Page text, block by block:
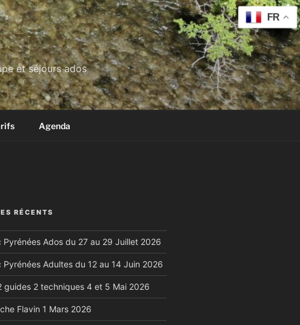
et séjours ados
Agenda
RÉCENTS
Pyrénées Ados du 27 au 29 Juillet 2026
Pyrénées Adultes du 12 au 14 Juin 2026
guides 2 techniques 4 et 5 Mai 2026
Flavin 1 Mars 2026
FR